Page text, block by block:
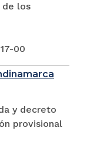
de los
00
y decreto
provisional